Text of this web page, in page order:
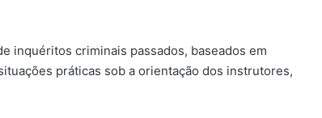
inquéritos criminais passados, baseados em
práticas sob a orientação dos instrutores,